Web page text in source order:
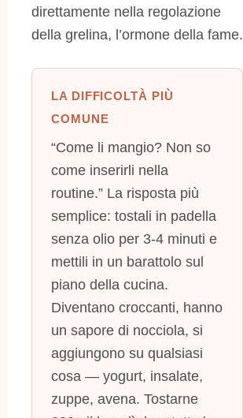
direttamente nella regolazione
della grelina, l’ormone della fame.
LA DIFFICOLTÀ PIÙ
COMUNE
“Come li mangio? Non so
come inserirli nella
routine.” La risposta più
semplice: tostali in padella
senza olio per 3-4 minuti e
mettili in un barattolo sul
piano della cucina.
Diventano croccanti, hanno
un sapore di nocciola, si
aggiungono su qualsiasi
cosa — yogurt, insalate,
zuppe, avena. Tostarne